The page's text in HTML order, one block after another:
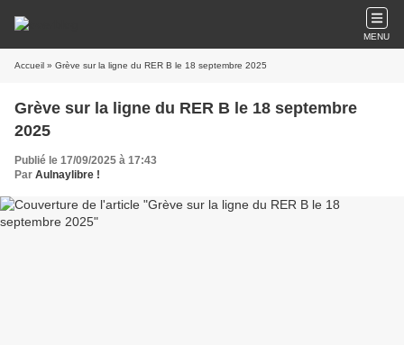
MENU
Accueil » Grève sur la ligne du RER B le 18 septembre 2025
Grève sur la ligne du RER B le 18 septembre
2025
Publié le 17/09/2025 à 17:43
Par Aulnaylibre !